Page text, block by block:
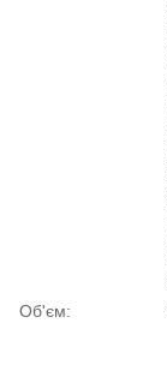
Об'єм: